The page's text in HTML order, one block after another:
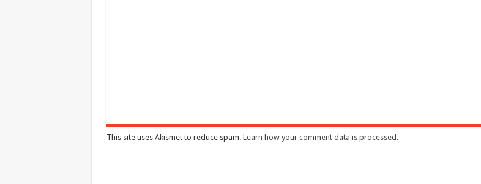
This site uses Akismet to reduce spam. Learn how your comment data is processed .